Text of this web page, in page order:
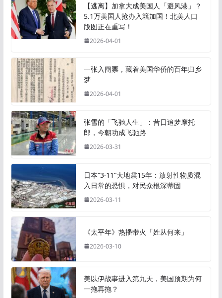
【逃离】加拿大成美国人「避风港」？
5.1万美国人抢办入籍加国！北美人口
版图正在重写！
2026-04-01
一张入闸票，藏着美国华侨的百年归乡
梦
2026-04-01
张雪的「飞驰人生」：昔日追梦摩托
郎，今朝功成飞驰路
2026-03-31
日本“3·11”大地震15年：放射性物质混
入日常的恐惧，对民众根深蒂固
2026-03-11
《太平年》热播带火「姓从何来」
2026-03-10
美以伊战事进入第九天，美国预期为何
一拖再拖？